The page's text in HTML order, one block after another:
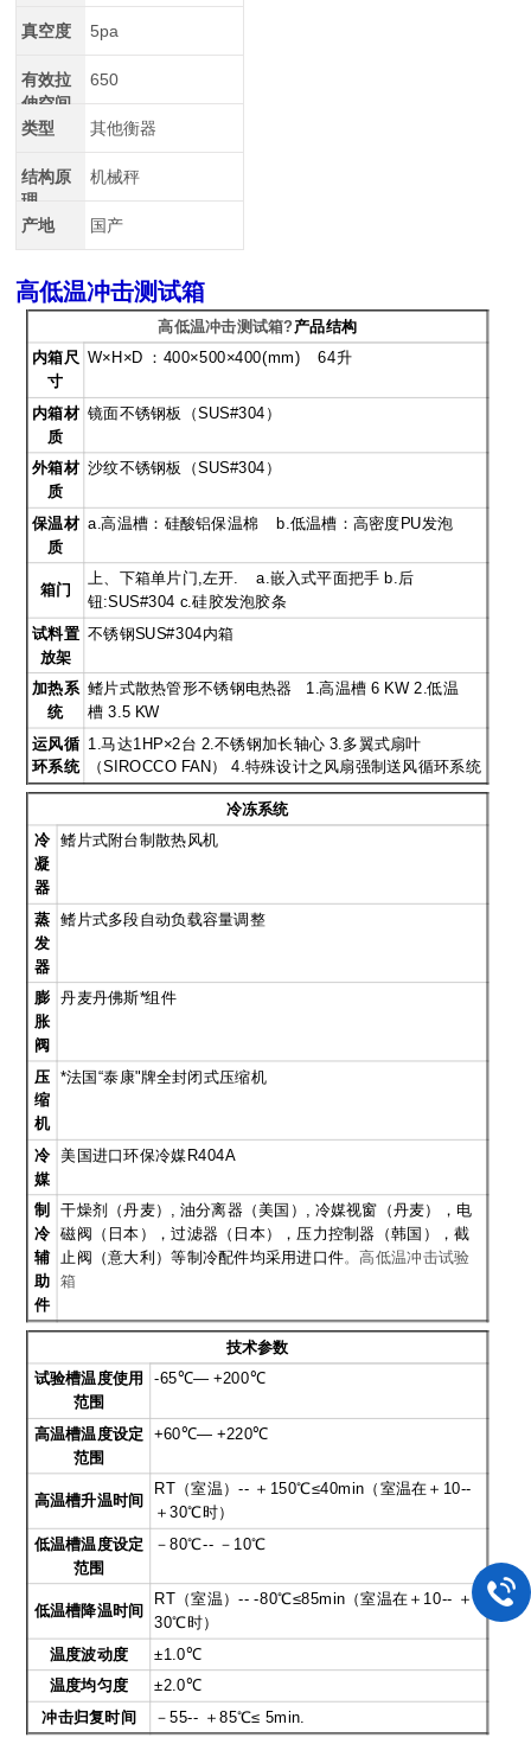
真空度 5pa
有效拉
伸空间
650
类型 其他衡器
结构原
理
机械秤
产地 国产
高低温冲击测试箱
高低温冲击测试箱?产品结构
内箱尺
寸
W×H×D ：400×500×400(mm) 64升
内箱材
质
镜面不锈钢板（SUS#304）
外箱材
质
沙纹不锈钢板（SUS#304）
保温材
质
a.高温槽：硅酸铝保温棉 b.低温槽：高密度PU发泡
箱门
上、下箱单片门,左开. a.嵌入式平面把手 b.后
钮:SUS#304 c.硅胶发泡胶条
试料置
放架
不锈钢SUS#304内箱
加热系
统
鳍片式散热管形不锈钢电热器 1.高温槽 6 KW 2.低温
槽 3.5 KW
运风循
环系统
1.马达1HP×2台 2.不锈钢加长轴心 3.多翼式扇叶
（SIROCCO FAN） 4.特殊设计之风扇强制送风循环系统
冷冻系统
冷
凝
器
鳍片式附台制散热风机
蒸
发
器
鳍片式多段自动负载容量调整
膨
胀
阀
丹麦丹佛斯*组件
压
缩
机
*法国“泰康"牌全封闭式压缩机
冷
媒
美国进口环保冷媒R404A
制
冷
辅
助
件
干燥剂（丹麦）, 油分离器（美国）, 冷媒视窗（丹麦），电
磁阀（日本），过滤器（日本），压力控制器（韩国），截
止阀（意大利）等制冷配件均采用进口件。高低温冲击试验
箱
技术参数
试验槽温度使用
范围
-65℃— +200℃
高温槽温度设定
范围
+60℃— +220℃
高温槽升温时间
RT（室温）-- ＋150℃≤40min（室温在＋10--
＋30℃时）
低温槽温度设定
范围
－80℃-- －10℃
低温槽降温时间
RT（室温）-- -80℃≤85min（室温在＋10-- ＋
30℃时）
温度波动度
±1.0℃
温度均匀度
±2.0℃
冲击归复时间
－55-- ＋85℃≤ 5min.